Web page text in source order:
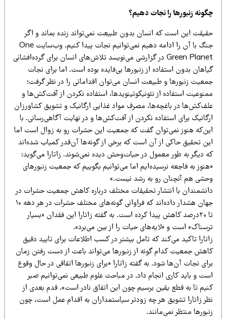
زنبورها را نجات دهیم؟
این است که انسان بدون طبیعت نمی‌تواند زنده بماند و اگر
جنگ با آن را ادامه دهیم نمی‌توانیم نجات پیدا کنیم. وب‌سایت One
Green Planet در گزارشی می‌نویسد تلاش‌های انسان برای گرده‌افشانی
بدون استفاده از زنبورها بی‌فایده بوده است. اما برای نجات
زنبورها و طبیعت انسان می‌توان اقداماتی را در نظر گرفت؛
استفاده از نئونیکوتینوید‌ها، استفاده نکردن از آفت‌کش‌ها و
در باغچه‌ها، مصرف مواد غذایی ارگانیک و تشویق کشاورزان
برای استفاده نکردن از آفت‌کش‌ها و در نهایت آگاهی‌رسانی. با
هنوز نمی‌توان گفت که جمعیت این حشرات رو به زوال است اما
تحقیق حاکی از آن است که برخی از گونه‌ها آن‌قدر کمیاب شده‌اند
دیگر به طور معمول در حیات‌وحش دیده نمی‌شوند. زاتارا می‌گوید:
به فاجعه نرسیده‌ایم اما می‌توانیم بگوییم که جمعیت زنبورهای
هم آنچنان رو به رشد نیست.»
با انتشار تحقیقات مختلف درباره کاهش جمعیت حشرات در
جهان هشدار داده‌اند که فراوانی گونه‌های مختلف حشرات در هر دهه ۱۰
تا ۲۰درصد کاهش پیدا کرده است. به گفته زاتارا این فقدان «بسیار
است و «لایه‌های حیات را از بین می‌برد».
تاکید می‌کند که تامل بیشتر در کسب اطلاعات برای تایید دقیق
جمعیت کدام گونه از زنبورها می‌تواند باعث از دست رفتن زمان
نجات آن‌ها شود. به گفته زاتارا «برای زنبورها اتفاقی در حال وقوع
و باید کاری انجام داد. در مباحث علوم طبیعی نمی‌توانیم صبر
تا به قطع یقین برسیم چون این اتفاق نادر است». قدم بعدی از
زاتارا تشویق هر چه زودتر سیاستمداران به اقدام عمل است، چون
منتظر نمی‌مانند.